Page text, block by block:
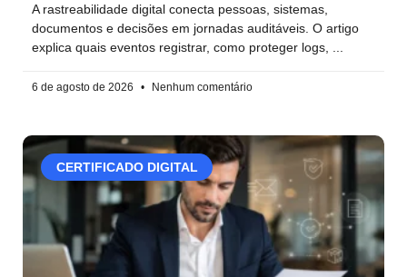
A rastreabilidade digital conecta pessoas, sistemas,
documentos e decisões em jornadas auditáveis. O artigo
explica quais eventos registrar, como proteger logs,
6 de agosto de 2026 Nenhum comentário
CERTIFICADO DIGITAL